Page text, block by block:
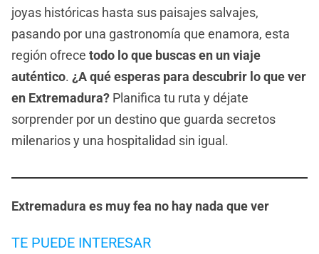
joyas históricas hasta sus paisajes salvajes,
pasando por una gastronomía que enamora, esta
región ofrece todo lo que buscas en un viaje
auténtico. ¿A qué esperas para descubrir lo que ver
en Extremadura? Planifica tu ruta y déjate
sorprender por un destino que guarda secretos
milenarios y una hospitalidad sin igual.
Extremadura es muy fea no hay nada que ver
TE PUEDE INTERESAR